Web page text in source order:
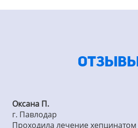
Оксана П.
г. Павлодар
Проходила лечение